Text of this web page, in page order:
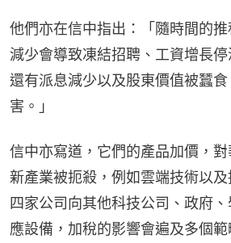
他們亦在信中指出：「隨時間的推
減少會導致凍結招聘、工資增長停
還有派息減少以及股東價值被蠶
害。」
信中亦寫道，它們的產品加價，對
新產業被扼殺，例如雲端技術以
四家公司向其他科技公司、政府
應設備，加稅的影響會遍及多個範